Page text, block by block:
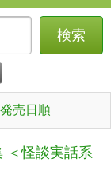
検索
発売日順
＜怪談実話系